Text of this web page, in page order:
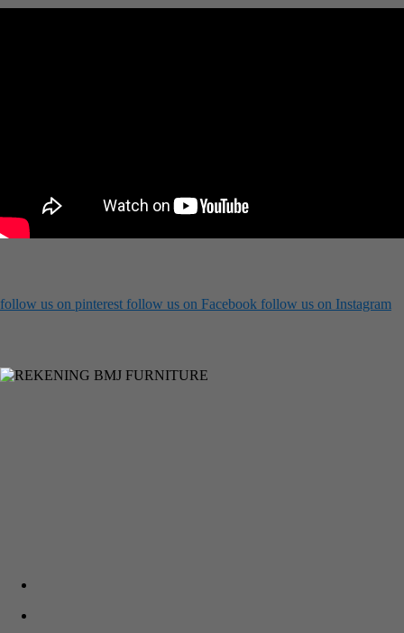
follow us on pinterest follow us on Facebook follow us on Instagram